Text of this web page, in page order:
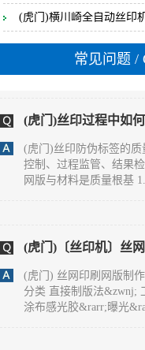
(虎门)横川崎全自动丝印
常见问题 /
(虎门) 保证丝印防伪标
通过标准化材料、固定
源头控稳：材料与网版的
控制、过程监管、结果检测**三
网版与材料是质量根基 1. **网版精
300-500目），确保微
分类 直接制版法&zwnj;
涂布感光胶&rarr;曝光